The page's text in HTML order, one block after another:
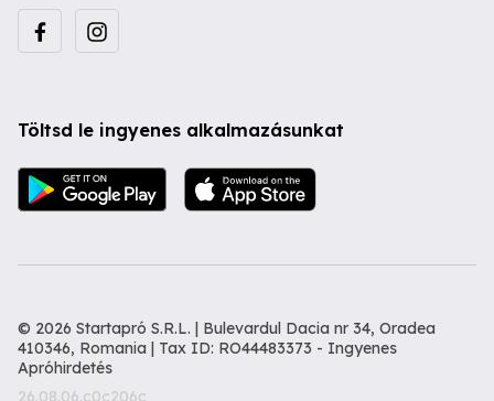
Töltsd le ingyenes alkalmazásunkat
© 2026 Startapró S.R.L. | Bulevardul Dacia nr 34, Oradea
410346, Romania | Tax ID: RO44483373 - Ingyenes
Apróhirdetés
26.08.06.c0c206c